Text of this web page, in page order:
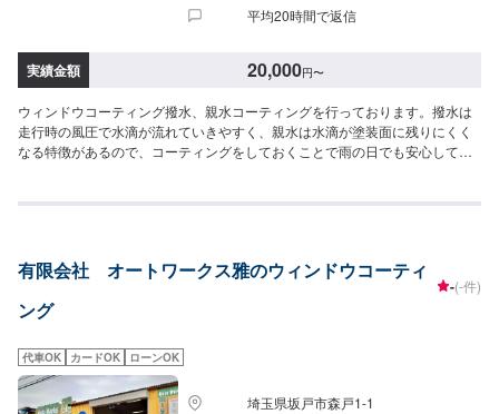
平均20時間で返信
実績金額 20,000円〜
ウィンドウコーティング撥水、親水コーティングを行っております。撥水は
走行時の風圧で水滴が流れていきやすく、親水は水滴が塗装面に残りにくく
なる特徴があるので、コーティングをしておくことで雨の日でも安心して運
----------------当社は埼玉県深谷市にある自動車整備工場です。国産車から輸入
が、車検やパーツ取り付け等まで幅広くご対応させていただきます。スタッ
フ全員が自動車整備士の国家資格を持っておりますのでお客様の大切なお車
の整備は是非私たちにお任せください！お客様にご満足していただけるよ
有限会社 オートワークス雅のウィンドウコーティ
ング
-(-件)
代車OK カードOK ローンOK
埼玉県坂戸市森戸1-1